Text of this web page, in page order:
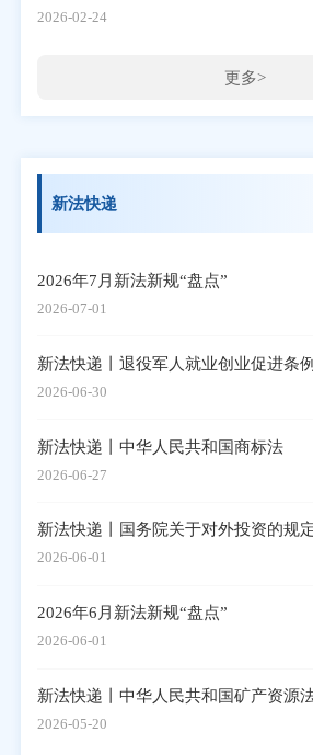
2026-02-24
更多>
新法快递
2026年7月新法新规“盘点”
2026-07-01
新法快递丨退役军人就业创业促进条
2026-06-30
新法快递丨中华人民共和国商标法
2026-06-27
新法快递丨国务院关于对外投资的规
2026-06-01
2026年6月新法新规“盘点”
2026-06-01
新法快递丨中华人民共和国矿产资源
2026-05-20